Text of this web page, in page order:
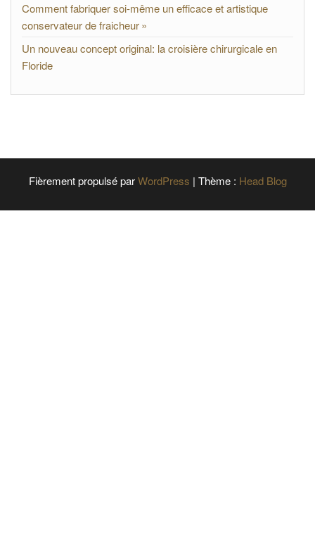
Comment fabriquer soi-même un efficace et artistique
conservateur de fraicheur »
Un nouveau concept original: la croisière chirurgicale en
Floride
Fièrement propulsé parWordPress | Thème : Head Blog